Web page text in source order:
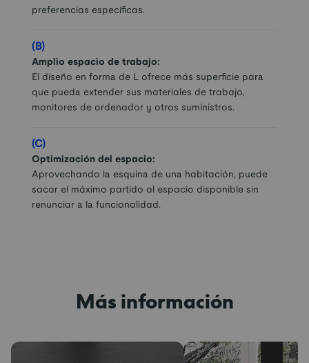
preferencias específicas.
(B)
Amplio espacio de trabajo:
El diseño en forma de L ofrece más superficie para
que pueda extender sus materiales de trabajo,
monitores de ordenador y otros suministros.
(C)
Optimización del espacio:
Aprovechando la esquina de una habitación, puede
sacar el máximo partido al espacio disponible sin
renunciar a la funcionalidad.
Más información